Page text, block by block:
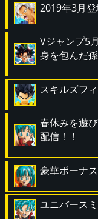
2019年3月
Vジャンプ5
身を包んだ
スキルズフ
春休みを遊
配信！！
豪華ボーナ
ユニバース